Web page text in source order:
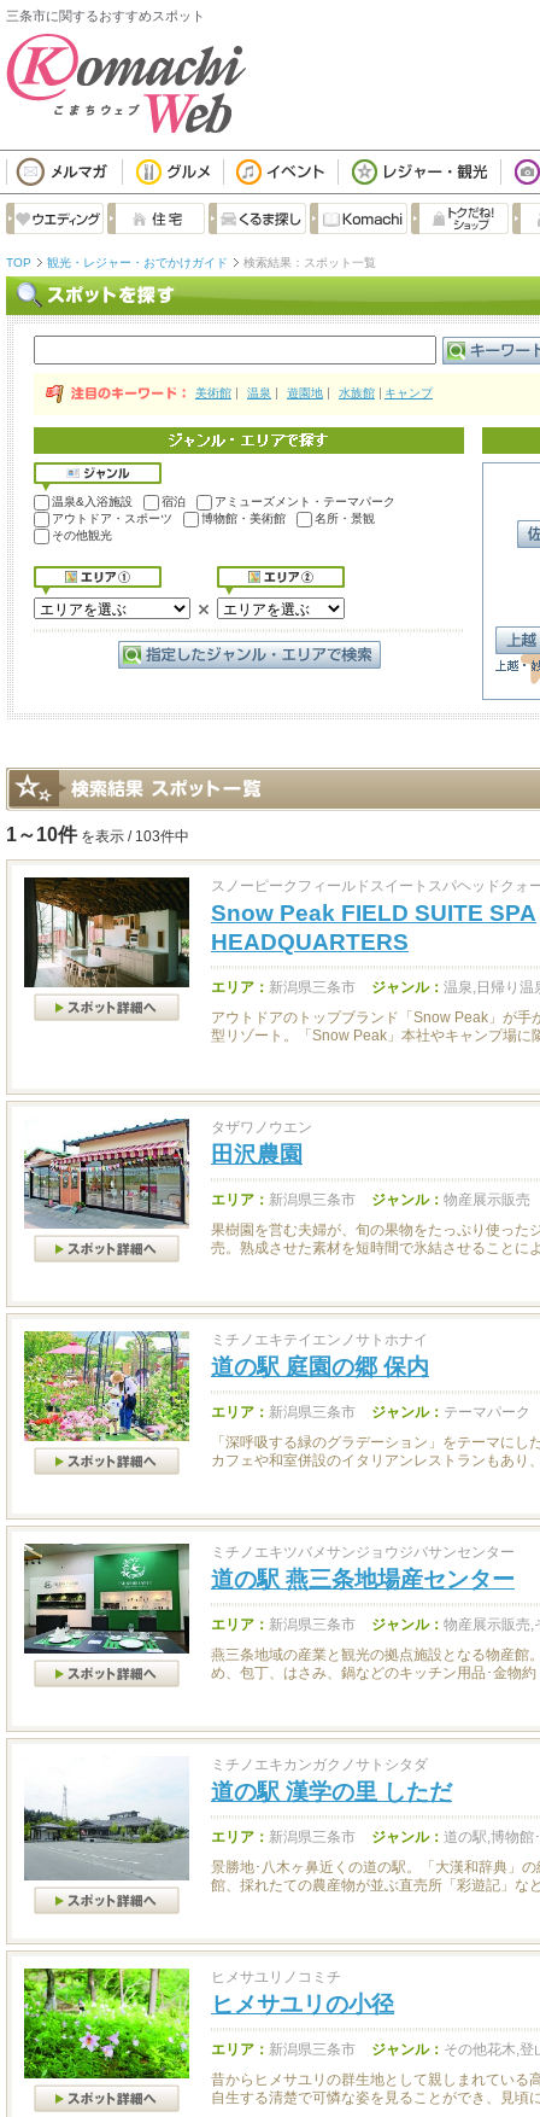
三条市に関するおすすめスポット
TOP 観光・レジャー・おでかけガイド 検索結果：スポット一覧
美術館 温泉 遊園地 水族館 キャンプ
温泉&入浴施設 宿泊
アミューズメント・テーマパーク
アウトドア・スポーツ
博物館・美術館
名所・景観
その他観光
1～10件 を表示 / 103件中
スノーピークフィールドスイートスパヘッドクォ
Snow Peak FIELD SUITE SPA
HEADQUARTERS
エリア： 新潟県三条市 ジャンル： 温泉,日帰り温
アウトドアのトップブランド「Snow Peak」が手
型リゾート。「Snow Peak」本社やキャンプ場に
タザワノウエン
田沢農園
エリア： 新潟県三条市 ジャンル： 物産展示販売
果樹園を営む夫婦が、旬の果物をたっぷり使った
売。熟成させた素材を短時間で氷結させることに
ミチノエキテイエンノサトホナイ
道の駅 庭園の郷 保内
エリア： 新潟県三条市 ジャンル： テーマパーク
「深呼吸する緑のグラデーション」をテーマにし
カフェや和室併設のイタリアンレストランもあり
ミチノエキツバメサンジョウジバサンセンター
道の駅 燕三条地場産センター
エリア： 新潟県三条市 ジャンル： 物産展示販売,
燕三条地域の産業と観光の拠点施設となる物産館
め、包丁、はさみ、鍋などのキッチン用品･金物
ミチノエキカンガクノサトシタダ
道の駅 漢学の里 しただ
エリア： 新潟県三条市 ジャンル： 道の駅,博物館
景勝地･八木ヶ鼻近くの道の駅。「大漢和辞典」
館、採れたての農産物が並ぶ直売所「彩遊記」な
ヒメサユリノコミチ
ヒメサユリの小径
エリア： 新潟県三条市 ジャンル： その他花木,登
昔からヒメサユリの群生地として親しまれている
自生する清楚で可憐な姿を見ることができ、見頃